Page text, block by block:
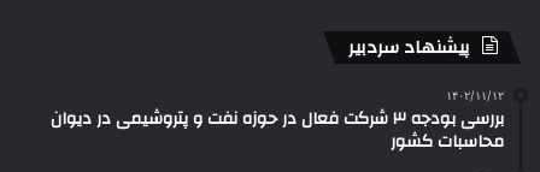
پیشنهاد سردبیر
۱۴۰۲/۱۱/۱۲
بررسی بودجه ۳ شرکت‌ فعال در حوزه نفت و پتروشیمی در دیوان
محاسبات کشور